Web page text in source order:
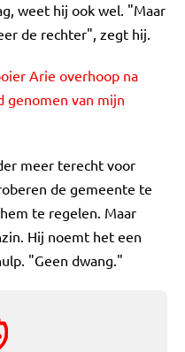
weet hij ook wel. "Maar
de rechter", zegt hij.
Arie overhoop na
genomen van mijn
meer terecht voor
de gemeente te
te regelen. Maar
Hij noemt het een
"Geen dwang."